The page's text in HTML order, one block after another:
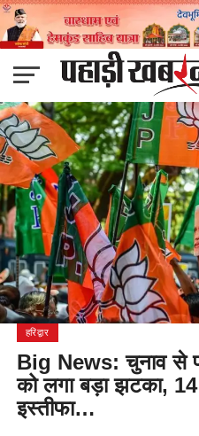
हरिद्वार
Big News: चुनाव से
को लगा बड़ा झटका, 14
इस्तीफा…